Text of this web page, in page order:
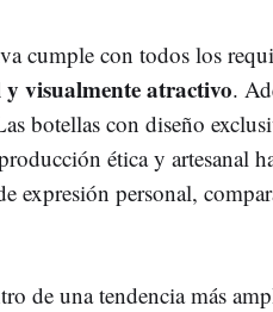
cumple con todos los
y visualmente atractivo.
botellas con diseño
ética y artesanal
expresión personal,
de una tendencia más